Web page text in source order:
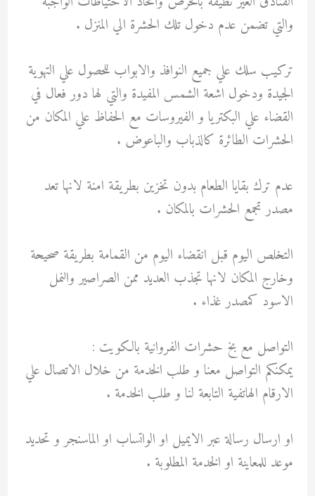
والتي تضمن عدم دخول تلك الحشرة الي المنزل .
تركيب سلك علي جميع النوافذ والابواب للحصول علي التهوية
الجيدة ودخول اشعة الشمس المفيدة والتي لها دور فعال في
القضاء علي البكتريا و الفيروسات مع الحفاظ علي المكان من
الحشرات الطائرة كالذباب والباعوض .
عدم ترك بقايا الطعام بدون تخزين بطريقة امنة لانها تعد
مصدر تجمع الحشرات بالمكان .
التخلص اليوم قبل انقضاء اليوم من القمامة بطريقة صحيحة
وخارج المكان لانها تجذب العديد ممن الصراصير والنمل
الاسود كمصدر غذاء .
التواصل مع بخ حشرات الفروانية بالكويت :
يمكنكم التواصل معنا و طلب الخدمة من خلال الاتصال علي
الارقام الهاتفية التابعة لنا و طلب الخدمة .
او ارسال رسالة عبر الايميل او الواتساب او الماسنجر و تحديد
موعد للمعاينة او الخدمة المطلوبة .